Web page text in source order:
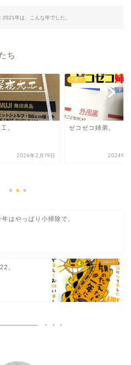
2021年は、こんな年でした。
ち
。
2026年2月19日
子育て
ゼコゼコ姉弟。
2024年1
年はやっぱり小掃除で。
。